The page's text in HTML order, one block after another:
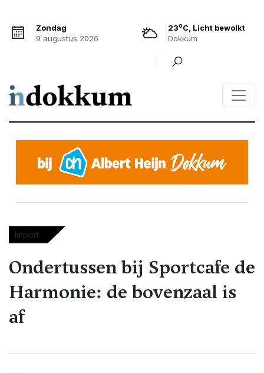
Zondag
9 augustus 2026
23oC, Licht bewolkt
Dokkum
Import
Ondertussen bij Sportcafe de
Harmonie: de bovenzaal is
af